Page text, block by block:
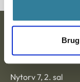
Postadresse:
Nytorv 7, 2. sal